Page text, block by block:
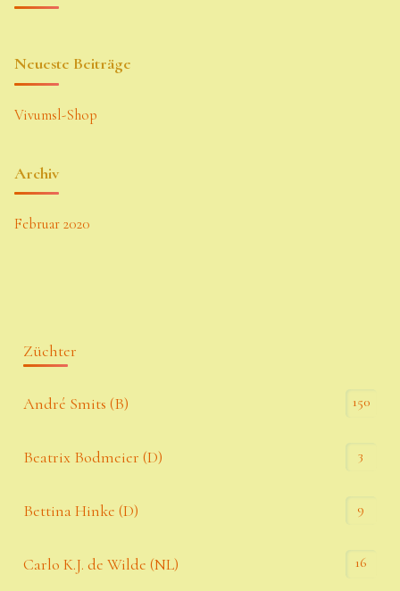
Neueste Beiträge
Vivumsl-Shop
Archiv
Februar 2020
Züchter
André Smits (B) 150
Beatrix Bodmeier (D) 3
Bettina Hinke (D) 9
Carlo K.J. de Wilde (NL) 16